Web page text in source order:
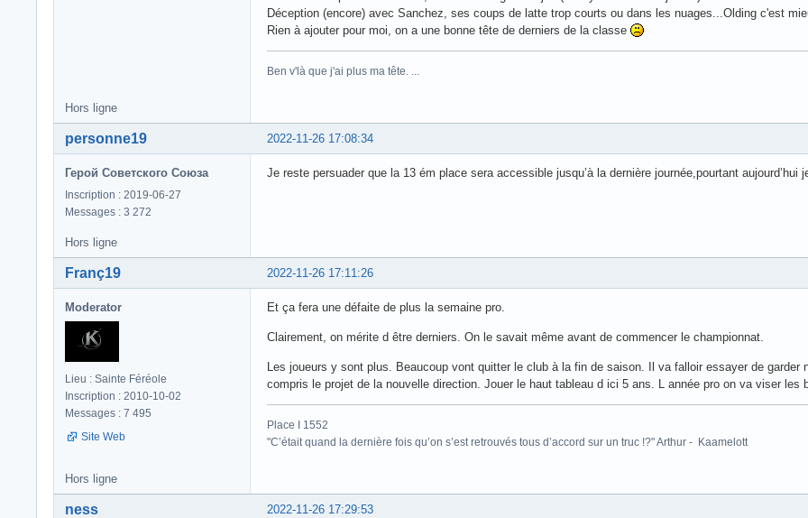
Déception (encore) avec Sanchez, ses coups de latte trop courts ou dans les nuages...Olding c'est
Rien à ajouter pour moi, on a une bonne tête de derniers de la classe
Ben v'là que j'ai plus ma tête. ...
Hors ligne
2022-11-26 17:08:34
personne19
Герой Советского Союза
Inscription : 2019-06-27
Messages : 3 272
Je reste persuader que la 13 ém place sera accessible jusqu’à la dernière journée,pourtant
Hors ligne
2022-11-26 17:11:26
Franç19
Moderator
Lieu : Sainte Féréole
Inscription : 2010-10-02
Messages : 7 495
Site Web
Et ça fera une défaite de plus la semaine pro.
Clairement, on mérite d être derniers. On le savait même avant de commencer le championnat.
Les joueurs y sont plus. Beaucoup vont quitter le club à la fin de saison. Il va falloir essayer de
compris le projet de la nouvelle direction. Jouer le haut tableau d ici 5 ans. L année pro on va viser les
Place I 1552
"C’était quand la dernière fois qu’on s’est retrouvés tous d’accord sur un truc !?" Arthur - Kaamelott
Hors ligne
2022-11-26 17:29:53
ness